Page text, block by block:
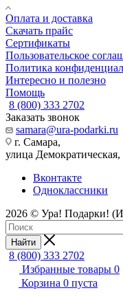
Оплата и доставка
Скачать прайс
Сертификаты
Пользовательское
Политика
Интересно и полезно
Помощь
8 (800) 333 2702
Заказать звонок
samara@ura-podarki.ru
г. Самара,
улица Демократическая,
Вконтакте
Одноклассники
2026 © Ура! Подарки!
Найти
8 (800) 333 2702
Избранные товары 0
Корзина 0 пуста